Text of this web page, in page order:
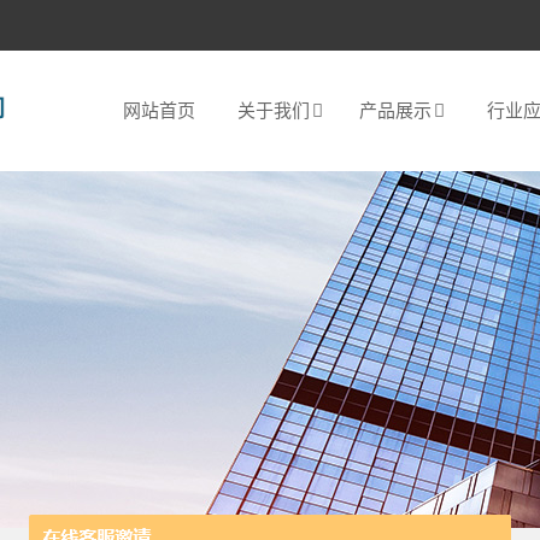
网站首页 关于我们 产品展示 行业